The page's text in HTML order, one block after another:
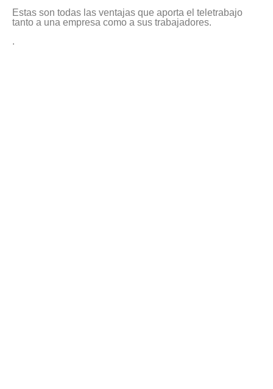
Estas son todas las ventajas que aporta el teletrabajo
tanto a una empresa como a sus trabajadores.
.